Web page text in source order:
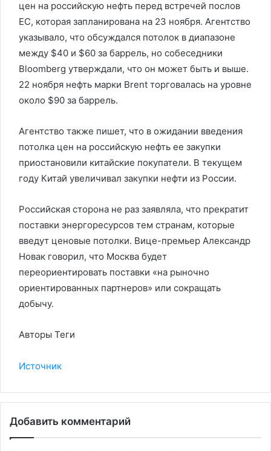
цен на российскую нефть перед встречей послов
ЕС, которая запланирована на 23 ноября. Агентство
указывало, что обсуждался потолок в диапазоне
между $40 и $60 за баррель, но собеседники
Bloomberg утверждали, что он может быть и выше.
22 ноября нефть марки Brent торговалась на уровне
около $90 за баррель.
Агентство также пишет, что в ожидании введения
потолка цен на российскую нефть ее закупки
приостановили китайские покупатели. В текущем
году Китай увеличивал закупки нефти из России.
Российская сторона не раз заявляла, что прекратит
поставки энергоресурсов тем странам, которые
введут ценовые потолки. Вице-премьер Александр
Новак говорил, что Москва будет
переориентировать поставки «на рыночно
ориентированных партнеров» или сокращать
добычу.
Авторы Теги
Источник
Добавить комментарий